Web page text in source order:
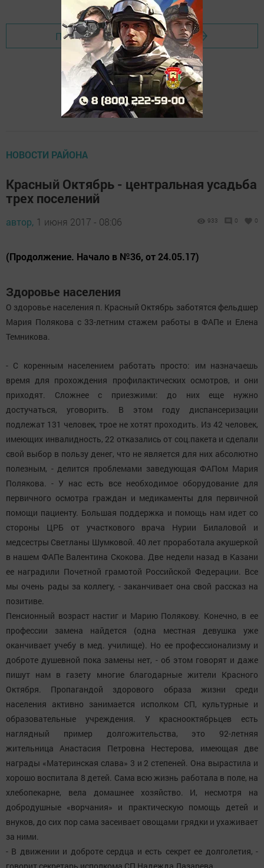
Перейти на страницу новости
НОВОСТИ РАЙОНА
Красный Октябрь - центральная усадьба
трех поселений
автор, 1 июня 2017 - 08:06 933 0 0
(Продолжение. Начало в №36, от 24.05.17)
Здоровье населения
О здоровье населения п. Красный Октябрь заботятся фельдшер
Мария Полякова с 33-летним стажем работы в ФАПе и Елена
Темникова.
- С коренным населением работать просто: им назначаешь
время для прохождения профилактических осмотров, и они
приходят. Сложнее с приезжими: до них еще нужно
достучаться, уговорить. В этом году диспансеризации
подлежат 131 человек, трое не хотят проходить. Из 42 человек,
имеющих инвалидность, 22 отказались от соц.пакета и сделали
свой выбор в пользу денег, что не является для них абсолютно
полезным, - делится проблемами заведующая ФАПом Мария
Полякова. - У нас есть все необходимое оборудование для
первичного осмотра граждан и медикаменты для первичной
помощи пациенту. Большая поддержка и помощь нам идет со
стороны ЦРБ от участкового врача Нурии Билаловой и
медсестры Светланы Шумковой. 40 лет проработала акушеркой
в нашем ФАПе Валентина Скокова. Две недели назад в Казани
ее наградили Почетной грамотой Российской Федерации. Все
мы очень рады за коллегу, - заканчивает она свой рассказ на
позитиве.
Пенсионный возраст настиг и Марию Полякову. Конечно, в ее
профессии замена найдется (одна местная девушка уже
оканчивает учебу в мед. училище). Но ее профессионализму и
доброте душевной пока замены нет, - об этом говорят и даже
пишут нам в газету многие благодарные жители Красного
Октября. Пропагандой здорового образа жизни среди
населения активно занимается исполком СП, культурные и
образовательные учреждения. У краснооктябрьцев есть
наглядный пример долгожительства, это 92-летняя
жительница Анастасия Петровна Нестерова, имеющая две
награды «Материнская слава» 3 и 2 степеней. Она вырастила и
хорошо воспитала 8 детей. Сама всю жизнь работала в поле, на
хлебопекарне, вела домашнее хозяйство. И, несмотря на
добродушные «ворчания» и практическую помощь детей и
внуков, до сих пор сама засеивает овощами грядки и ухаживает
за ними.
- В движении и доброте сердца и есть секрет ее долголетия, -